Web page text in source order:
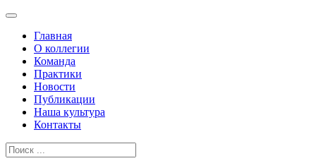
Главная
О коллегии
Команда
Практики
Новости
Публикации
Наша культура
Контакты